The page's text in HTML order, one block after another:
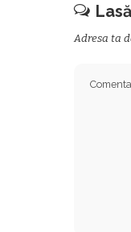
Adresa ta